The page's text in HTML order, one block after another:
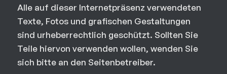
Alle auf dieser Internetpräsenz verwendeten
Texte, Fotos und grafischen Gestaltungen
sind urheberrechtlich geschützt. Sollten Sie
Teile hiervon verwenden wollen, wenden Sie
sich bitte an den Seitenbetreiber.